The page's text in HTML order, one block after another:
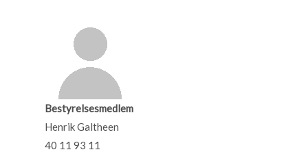
Bestyrelsesmedlem
Henrik Galtheen
40 11 93 11